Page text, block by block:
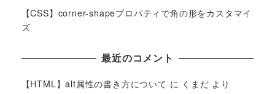
【CSS】corner-shapeプロパティで角の形をカスタマイ
ズ
最近のコメント
【HTML】alt属性の書き方について に くまだ より